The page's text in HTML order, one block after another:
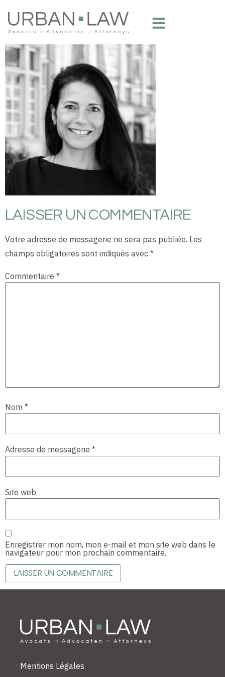
LAISSER UN COMMENTAIRE
Votre adresse de messagerie ne sera pas publiée. Les
champs obligatoires sont indiqués avec *
Commentaire *
Nom *
Adresse de messagerie *
Site web
Enregistrer mon nom, mon e-mail et mon site web dans le
navigateur pour mon prochain commentaire.
Mentions Légales